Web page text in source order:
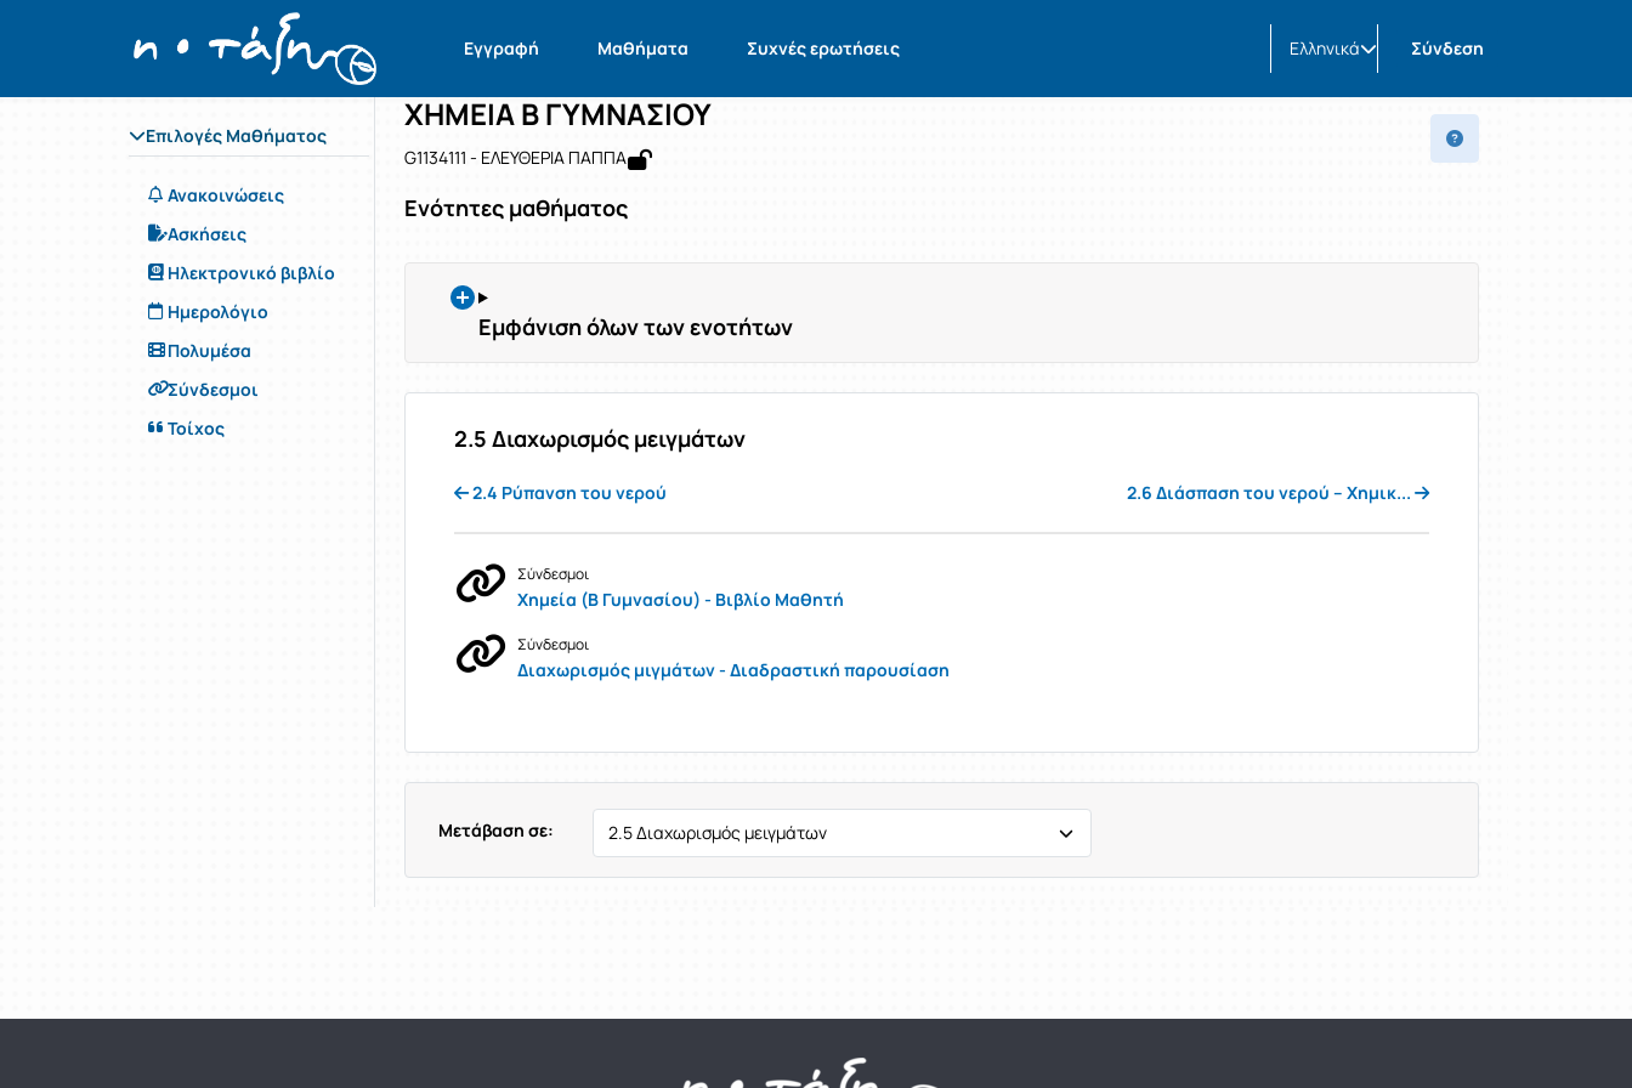
Εγγραφή Μαθήματα Συχνές ερωτήσεις Ελληνικά Σύνδεση
Επιλογές Μαθήματος
Ανακοινώσεις
Ασκήσεις
Ηλεκτρονικό βιβλίο
Ημερολόγιο
Πολυμέσα
Σύνδεσμοι
Τοίχος
Αρχική Σελίδα ΧΗΜΕΙΑ Β ΓΥΜΝΑΣΙΟΥ Ενότητες μαθήματος
Μάθημα : ΧΗΜΕΙΑ Β ΓΥΜΝΑΣΙΟΥ
Κωδικός : G1134111
ΧΗΜΕΙΑ Β ΓΥΜΝΑΣΙΟΥ
G1134111 - ΕΛΕΥΘΕΡΙΑ ΠΑΠΠΑ
Ενότητες μαθήματος
Εμφάνιση όλων των ενοτήτων
2.5 Διαχωρισμός μειγμάτων
2.4 Ρύπανση του νερού 2.6 Διάσπαση του νερού – Χημικ...
Σύνδεσμοι
Χημεία (Β Γυμνασίου) - Βιβλίο Μαθητή
Σύνδεσμοι
Διαχωρισμός μιγμάτων - Διαδραστική παρουσίαση
Μετάβαση σε: